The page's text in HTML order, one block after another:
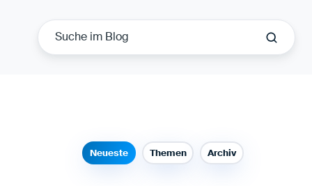
Neueste Themen Archiv